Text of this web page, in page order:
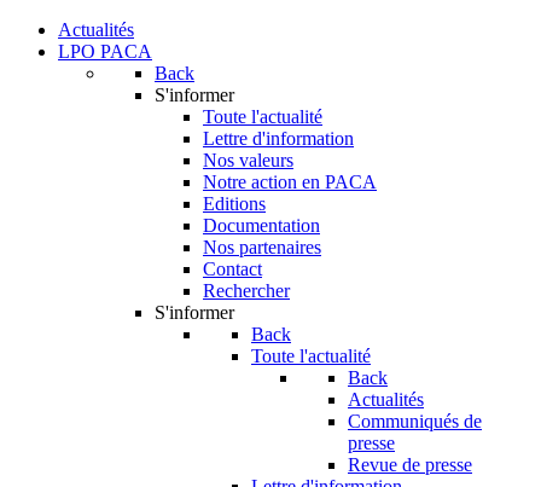
Actualités
LPO PACA
Back
S'informer
Toute l'actualité
Lettre d'information
Nos valeurs
Notre action en PACA
Editions
Documentation
Nos partenaires
Contact
Rechercher
S'informer
Back
Toute l'actualité
Back
Actualités
Communiqués de
presse
Revue de presse